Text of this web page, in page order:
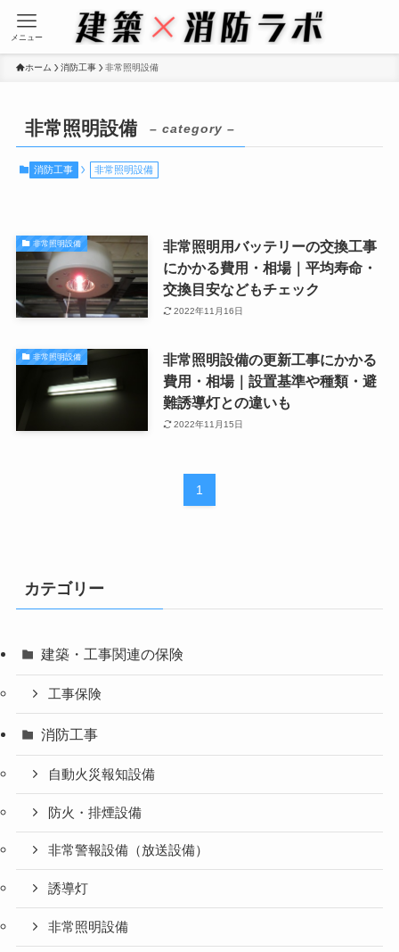
メニュー
ホーム 消防工事 非常照明設備
非常照明設備 – category –
消防工事 非常照明設備
非常照明設備
非常照明用バッテリーの交換工事
にかかる費用・相場｜平均寿命・
交換目安などもチェック
2022年11月16日
非常照明設備
非常照明設備の更新工事にかかる
費用・相場｜設置基準や種類・避
難誘導灯との違いも
2022年11月15日
1
カテゴリー
建築・工事関連の保険
工事保険
消防工事
自動火災報知設備
防火・排煙設備
非常警報設備（放送設備）
誘導灯
非常照明設備